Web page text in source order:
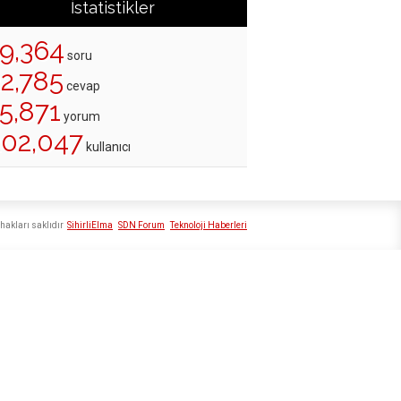
İstatistikler
soru
cevap
yorum
kullanıcı
SihirliElma SDN Forum Teknoloji Haberleri
saklıdır